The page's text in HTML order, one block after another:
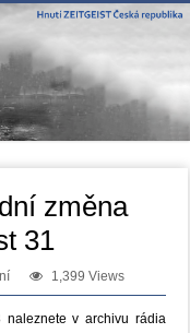
změna
31
1,399 Views
naleznete v archivu rádia